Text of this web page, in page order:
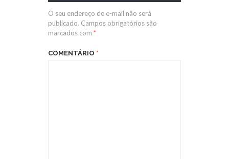
O seu endereço de e-mail não será
publicado. Campos obrigatórios são
marcados com *
COMENTÁRIO *